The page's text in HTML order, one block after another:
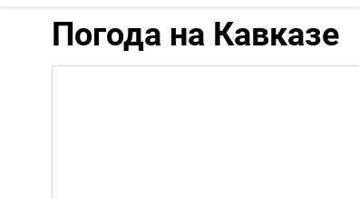
Погода на Кавказе